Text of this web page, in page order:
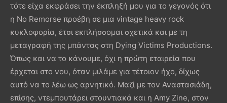
τότε είχα εκφράσει την έκπληξή μου για το γεγονός ότι
η No Remorse προέβη σε μια vintage heavy rock
κυκλοφορία, έτσι εκπλήσσομαι σχετικά και με τη
μεταγραφή της μπάντας στη Dying Victims Productions.
Όπως και να το κάνουμε, όχι η πρώτη εταιρεία που
έρχεται στο νου, όταν μιλάμε για τέτοιον ήχο, δίχως
αυτό να το λέω ως αρνητικό. Μαζί με τον Αναστασιάδη,
επίσης, ντεμπουτάρει στουντιακά και η Amy Zine, στον